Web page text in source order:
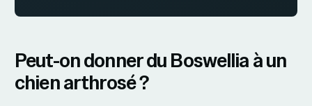
Peut-on donner du Boswellia à un
chien arthrosé ?